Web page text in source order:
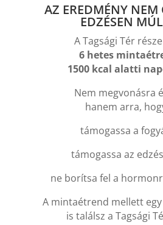
AZ EREDMÉNY NEM
EDZÉSEN
A Tagsági Tér
6 hetes
1500 kcal alatti
Nem megvonásra
hanem arra,
támogassa a
támogassa az
ne borítsa fel a
A mintaétrend mellett
is találsz a Tagsági